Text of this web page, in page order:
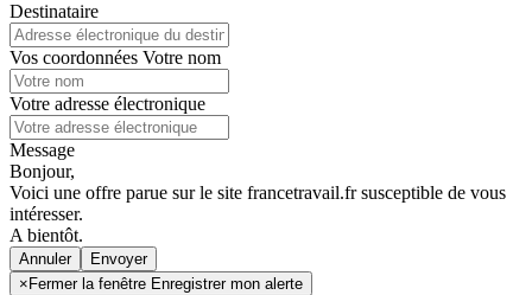
Destinataire
Vos coordonnées Votre nom
Votre adresse électronique
Message
Bonjour,
Voici une offre parue sur le site francetravail.fr susceptible de vous
intéresser.
A bientôt.
Annuler
× Fermer la fenêtre Enregistrer mon alerte